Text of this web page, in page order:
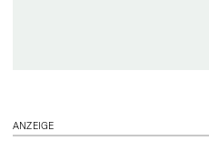
ANZEIGE